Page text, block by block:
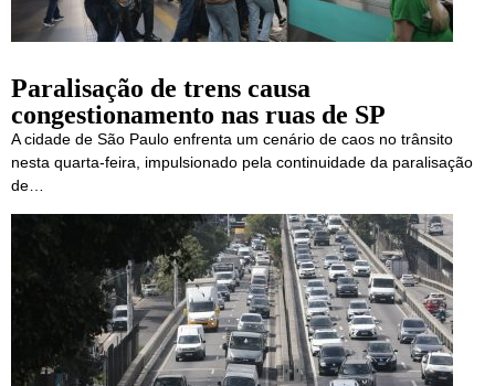
Paralisação de trens causa
congestionamento nas ruas de SP
A cidade de São Paulo enfrenta um cenário de caos no trânsito
nesta quarta-feira, impulsionado pela continuidade da paralisação
de…